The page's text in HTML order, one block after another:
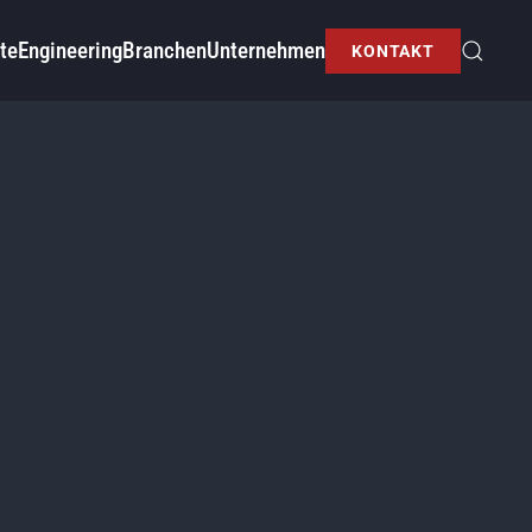
EngineeringBranchenUnternehmen KONTAKT